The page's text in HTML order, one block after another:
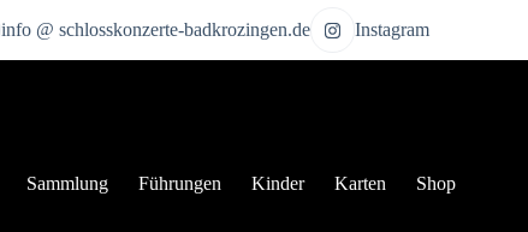
info @ schlosskonzerte-badkrozingen.de Instagram
Sammlung Führungen Kinder Karten Shop